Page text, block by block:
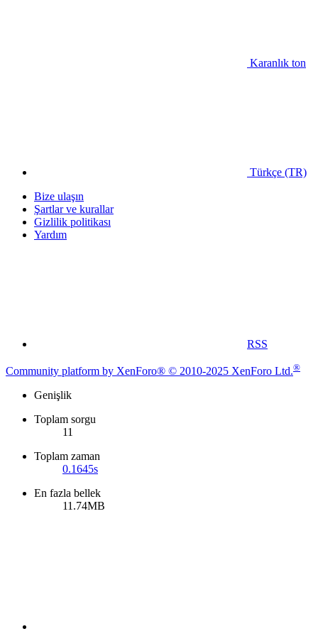
Karanlık ton
Türkçe (TR)
Bize ulaşın
Şartlar ve kurallar
Gizlilik politikası
Yardım
RSS
Community platform by XenForo® © 2010-2025 XenForo Ltd.®
Genişlik
Toplam sorgu
11
Toplam zaman
0.1645s
En fazla bellek
11.74MB